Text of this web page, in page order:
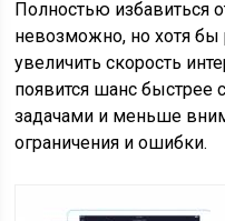
Полностью избавиться
невозможно, но хотя бы
увеличить скорость
появится шанс быстрее
задачами и меньше
ограничения и ошибки.